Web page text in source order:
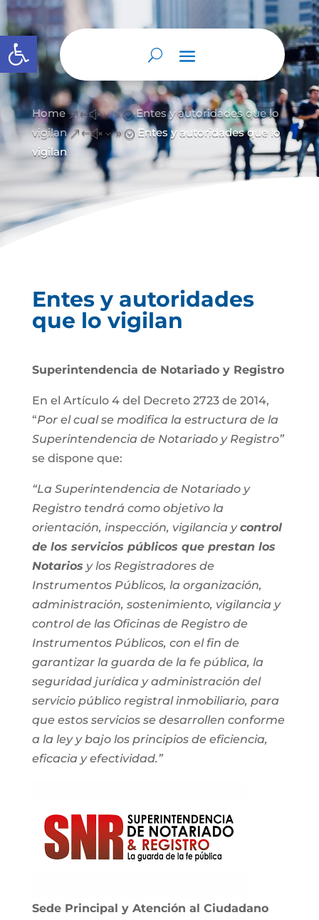
Abrir barra de herramientas
Home &#x39; Entes y autoridades que lo
vigilan &#x39; Entes y autoridades que lo
vigilan
Entes y autoridades
que lo vigilan
Superintendencia de Notariado y Registro
En el Artículo 4 del Decreto 2723 de 2014,
“Por el cual se modifica la estructura de la
Superintendencia de Notariado y Registro”
se dispone que:
“La Superintendencia de Notariado y
Registro tendrá como objetivo la
orientación, inspección, vigilancia ycontrol
de los servicios públicos que prestan los
Notarios y los Registradores de
Instrumentos Públicos, la organización,
administración, sostenimiento, vigilancia y
control de las Oficinas de Registro de
Instrumentos Públicos, con el fin de
garantizar la guarda de la fe pública, la
seguridad jurídica y administración del
servicio público registral inmobiliario, para
que estos servicios se desarrollen conforme
a la ley y bajo los principios de eficiencia,
eficacia y efectividad.”
Sede Principal y Atención al Ciudadano